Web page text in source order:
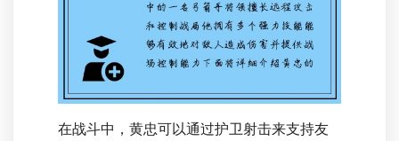
在战斗中，黄忠可以通过护卫射击来支持友